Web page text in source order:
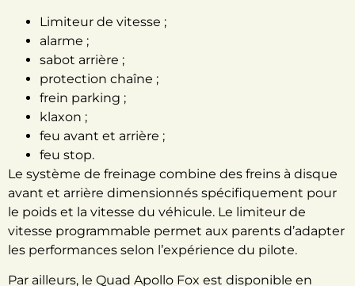
Limiteur de vitesse ;
alarme ;
sabot arrière ;
protection chaîne ;
frein parking ;
klaxon ;
feu avant et arrière ;
feu stop.
Le système de freinage combine des freins à disque
avant et arrière dimensionnés spécifiquement pour
le poids et la vitesse du véhicule. Le limiteur de
vitesse programmable permet aux parents d’adapter
les performances selon l’expérience du pilote.
Par ailleurs, l e Quad Apollo Fox est disponible en